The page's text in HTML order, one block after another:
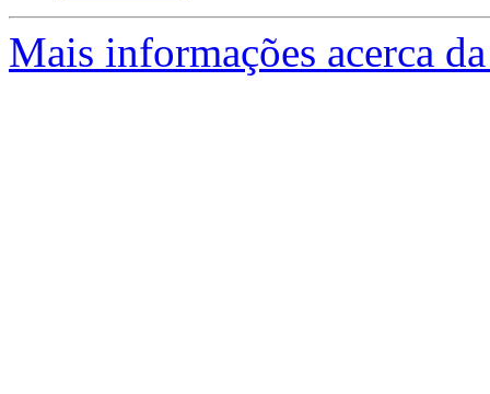
Mais informações acerca